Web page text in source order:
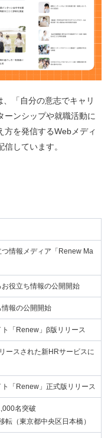
、「自分の意志でキャリ
ーンシップや就職活動に
方を発信するWebメディ
しています。
情報メディア「Renew Ma
役立ち情報の公開開始
報の公開開始
「Renew」β版リリース
ースされた新HRサービスに
「Renew」正式版リリース
名突破
（東京都中央区日本橋）